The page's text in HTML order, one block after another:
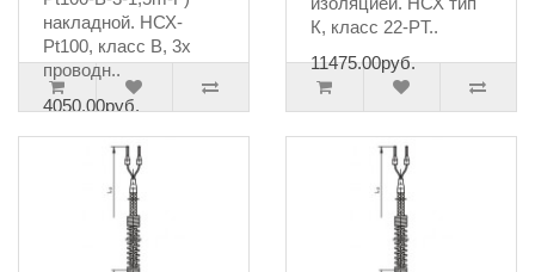
накладной. НСХ-
Pt100, класс В, 3х
проводн..
4050.00руб.
К, класс 22-PT..
11475.00руб.